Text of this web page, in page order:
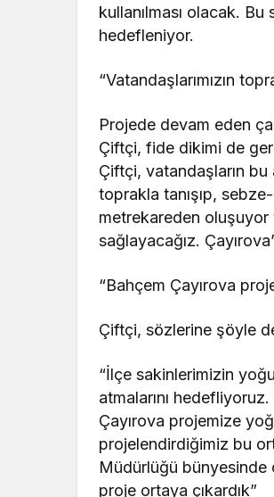
kullanılması olacak.
hedefleniyor.
“Vatandaşlarımızın
Projede devam eden
Çiftçi, fide dikimi de
Çiftçi, vatandaşların bu
toprakla tanışıp,
metrekareden oluşuyor
sağlayacağız.
“Bahçem Çayırova
Çiftçi, sözlerine şöyle
“İlçe sakinlerimizin
atmalarını
Çayırova projemize
projelendirdiğimiz bu
Müdürlüğü bünyesinde
proje ortaya çıkardık”